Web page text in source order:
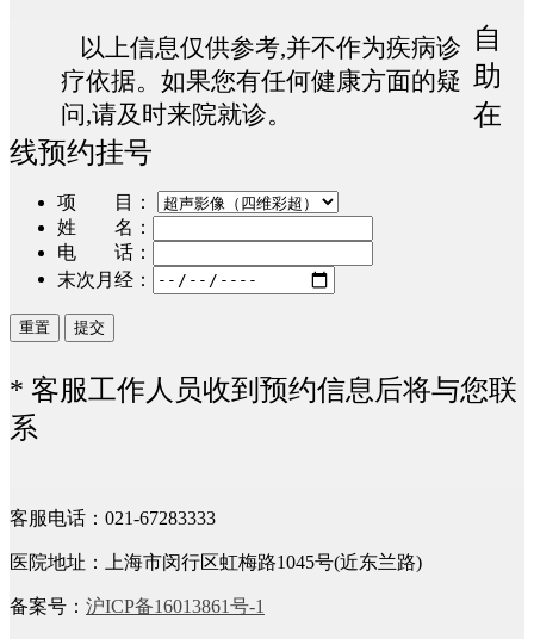
以上信息仅供参考,并不作为疾病诊
疗依据。如果您有任何健康方面的疑
问,请及时来院就诊。
自
助
在
线预约挂号
项 目：
姓 名：
电 话：
末次月经：
* 客服工作人员收到预约信息后将与您联
系
客服电话：021-67283333
医院地址：上海市闵行区虹梅路1045号(近东兰路)
备案号： 沪ICP备16013861号-1